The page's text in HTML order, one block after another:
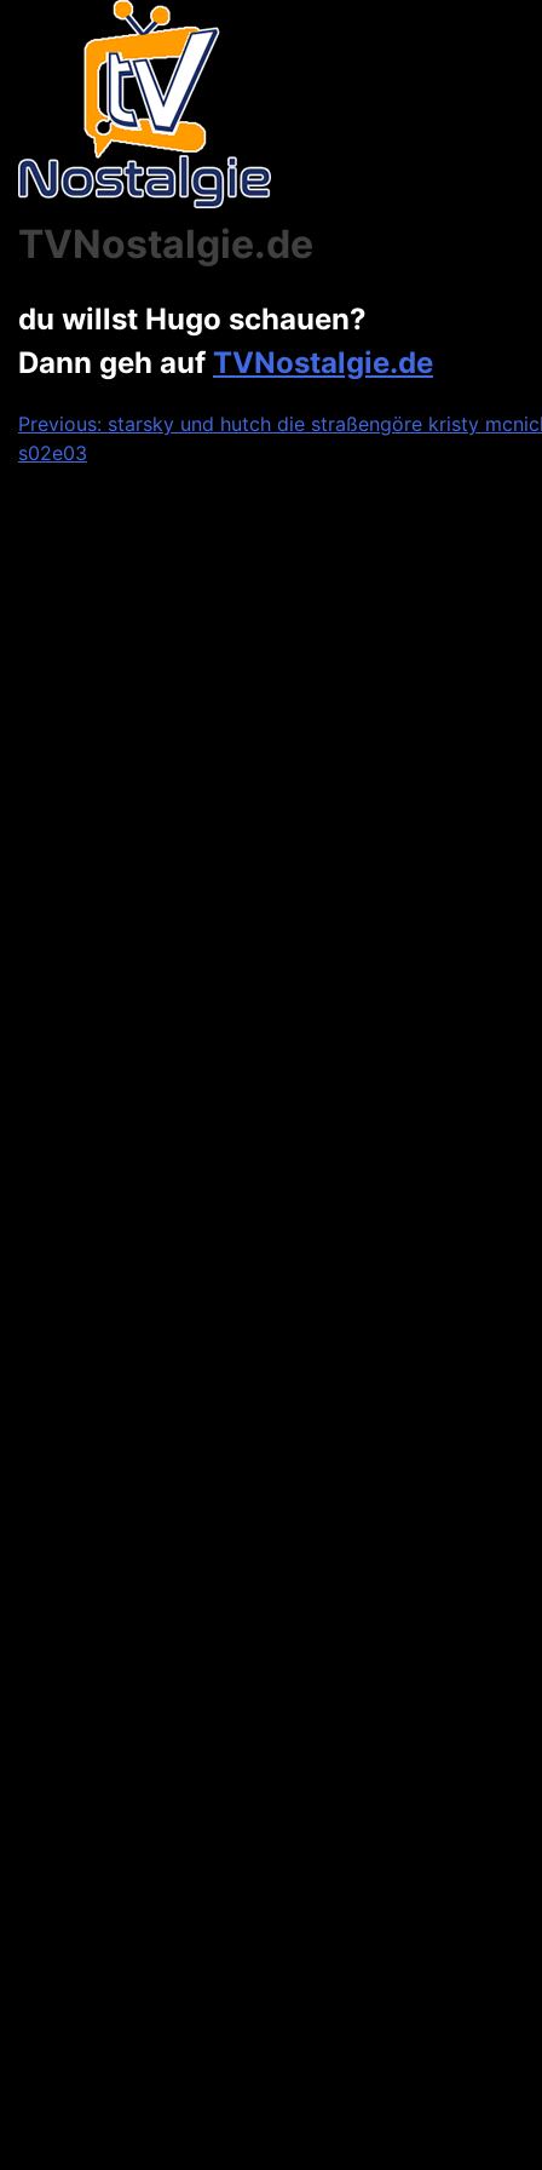
TVNostalgie.de
du willst Hugo schauen?
Dann geh auf TVNostalgie.de
Beitragsnavigation
Previous: starsky und hutch die straßengöre kristy
s02e03